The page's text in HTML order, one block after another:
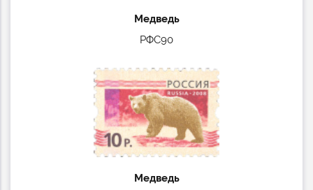
Медведь
РФС90
Медведь